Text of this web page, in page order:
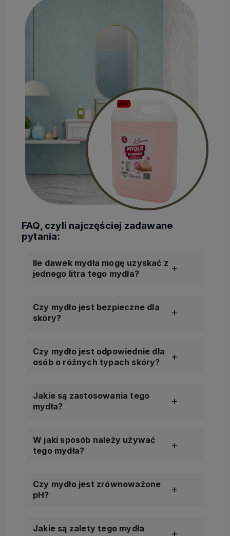
Ile dawek mydła mogę uzyskać z
jednego litra tego mydła?
Czy mydło jest bezpieczne dla
skóry?
Czy mydło jest odpowiednie dla
osób o różnych typach skóry?
Jakie są zastosowania tego
mydła?
W jaki sposób należy używać
tego mydła?
Czy mydło jest zrównoważone
pH?
Jakie są zalety tego mydła